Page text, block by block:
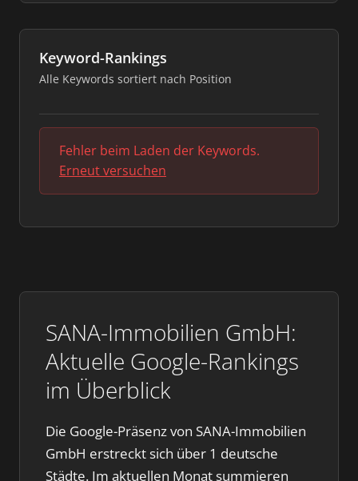
SANA-Immobilien GmbH:
Aktuelle Google-Rankings
im Überblick
Die Google-Präsenz von SANA-Immobilien
GmbH erstreckt sich über 1 deutsche
Städte. Im aktuellen Monat summieren
Keyword-Rankings
Alle Keywords sortiert nach Position
Fehler beim Laden der Keywords.
Erneut versuchen